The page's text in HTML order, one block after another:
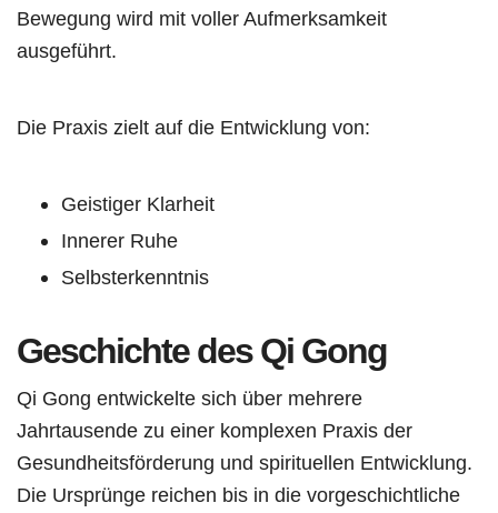
Bewegung wird mit voller Aufmerksamkeit
ausgeführt.
Die Praxis zielt auf die Entwicklung von:
Geistiger Klarheit
Innerer Ruhe
Selbsterkenntnis
Geschichte des Qi Gong
Qi Gong entwickelte sich über mehrere
Jahrtausende zu einer komplexen Praxis der
Gesundheitsförderung und spirituellen Entwicklung.
Die Ursprünge reichen bis in die vorgeschichtliche